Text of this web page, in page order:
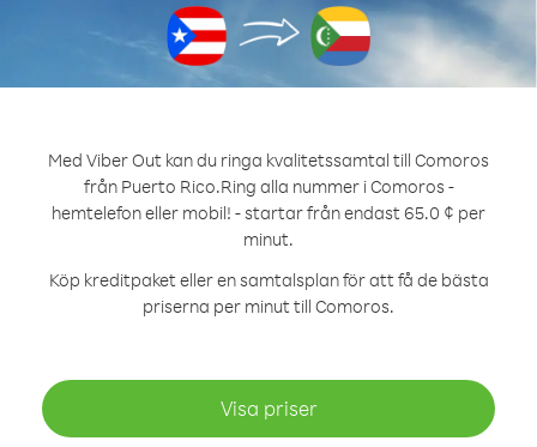
Med Viber Out kan du ringa kvalitetssamtal till Comoros
från Puerto Rico.Ring alla nummer i Comoros -
hemtelefon eller mobil! - startar från endast 65.0 ¢ per
minut.
Köp kreditpaket eller en samtalsplan för att få de bästa
priserna per minut till Comoros.
Visa priser